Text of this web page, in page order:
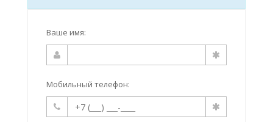
Ваше имя:
Мобильный телефон: